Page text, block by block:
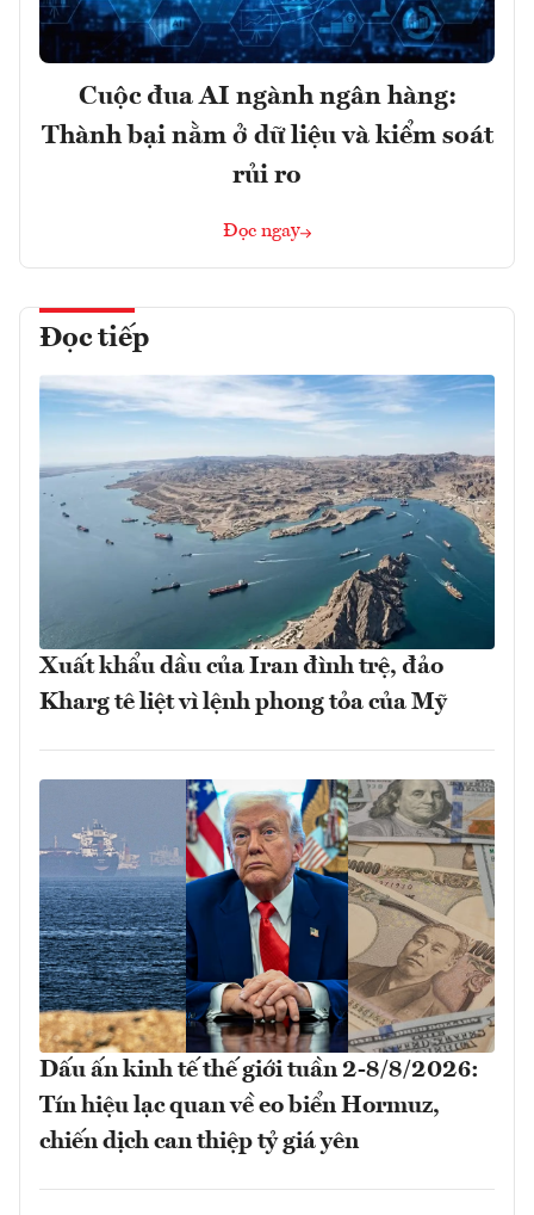
Cuộc đua AI ngành ngân hàng:
Thành bại nằm ở dữ liệu và kiểm soát
rủi ro
Đọc ngay
Đọc tiếp
Xuất khẩu dầu của Iran đình trệ, đảo
Kharg tê liệt vì lệnh phong tỏa của Mỹ
Dấu ấn kinh tế thế giới tuần 2-8/8/2026:
Tín hiệu lạc quan về eo biển Hormuz,
chiến dịch can thiệp tỷ giá yên